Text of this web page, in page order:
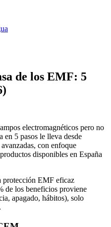
de los EMF: 5
electromagnéticos pero no
en 5 pasos le lleva desde
con enfoque
disponibles en España
protección EMF eficaz
de los beneficios proviene
apagado, hábitos), solo